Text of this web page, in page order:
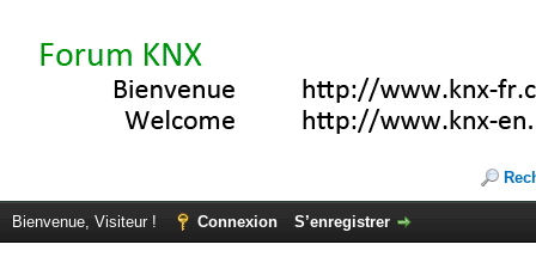
Bienvenue, Visiteur ! Connexion S’enregistrer